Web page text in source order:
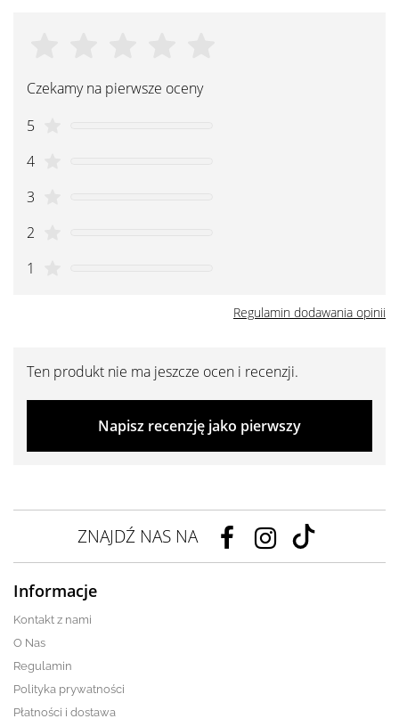
Czekamy na pierwsze oceny
5
4
3
2
1
Regulamin dodawania opinii
Ten produkt nie ma jeszcze ocen i recenzji.
Napisz recenzję jako pierwszy
ZNAJDŹ NAS NA
Informacje
Kontakt z nami
O Nas
Regulamin
Polityka prywatności
Płatności i dostawa